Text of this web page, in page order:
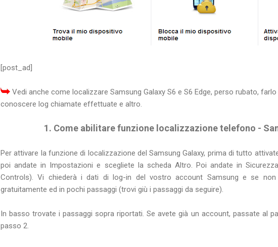
[post_ad]
Vedi anche come localizzare Samsung Galaxy S6 e S6 Edge, perso rubato,
conoscere log chiamate effettuate e altro.
1. Come abilitare funzione localizzazione telefono -
Per attivare la funzione di localizzazione del Samsung Galaxy, prima di tutto
poi andate in Impostazioni e scegliete la scheda Altro. Poi andate in
Controls). Vi chiederà i dati di log-in del vostro account Samsung e se
gratuitamente ed in pochi passaggi (trovi giù i passaggi da seguire).
In basso trovate i passaggi sopra riportati. Se avete già un account, passate al
passo 2.